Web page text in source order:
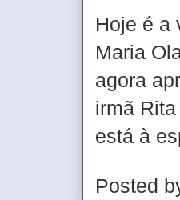
Hoje é a
Maria
agora
irmã
está à
Posted